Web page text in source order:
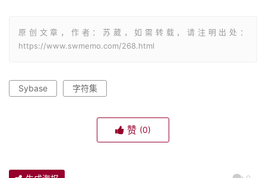
原创文章，作者：苏葳，如需转载，请注明出处：
https://www.swmemo.com/268.html
Sybase 字符集
赞 (0)